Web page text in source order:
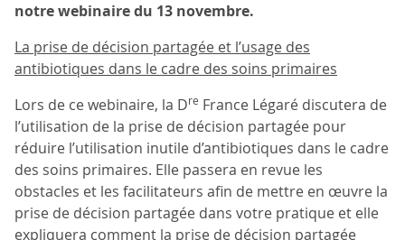
notre webinaire du 13 novembre.
La prise de décision partagée et l’usage des
antibiotiques dans le cadre des soins primaires
Lors de ce webinaire, la Dre France Légaré discutera de
l’utilisation de la prise de décision partagée pour
réduire l’utilisation inutile d’antibiotiques dans le cadre
des soins primaires. Elle passera en revue les
obstacles et les facilitateurs afin de mettre en œuvre la
prise de décision partagée dans votre pratique et elle
expliquera comment la prise de décision partagée